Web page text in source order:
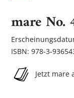
mare No.
ISBN: 978-3-
Jetzt mare